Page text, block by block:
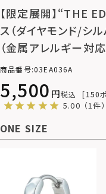
【限定展開】“THE
ス（ダイヤモンド/シ
（金属アレルギー対応
商品番号 03EA036A
5,500 税込 150
5.00 （1件）
ONE SIZE